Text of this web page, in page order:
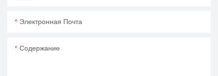
Электронная Почта
Содержание